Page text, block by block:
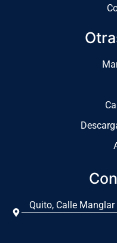
Quito, Calle